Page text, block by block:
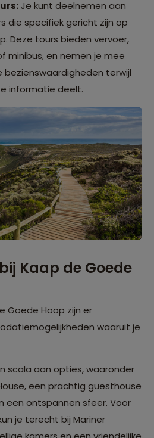
Je kunt deelnemen aan
die specifiek gericht zijn op
Deze tours bieden vervoer,
minibus, en nemen je mee
bezienswaardigheden terwijl
informatie deelt.
Kaap de Goede
Goede Hoop zijn er
waaruit je
scala aan opties, waaronder
een prachtig guesthouse
een ontspannen sfeer. Voor
je terecht bij Mariner